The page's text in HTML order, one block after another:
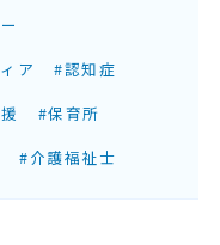
ア
#認知症
#保育所
#介護福祉士